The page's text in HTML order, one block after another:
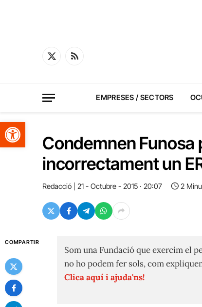
Obre la barra d'eines
X
RSS
EMPRESES / SECTORS
Condemnen Funosa
incorrectament un
Redacció 21 - Octubre - 2015 · 20:07 2
COMPARTIR
Som una Fundació que exercim el
no ho podem fer sols, com
Clica aquí i ajuda'ns!